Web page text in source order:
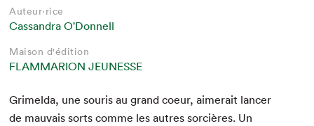
Auteur·rice
Cassandra O'Donnell
Maison d'édition
FLAMMARION JEUNESSE
Grimel­da, une souris au grand coeur, aimerait lancer
de mau­vais sorts comme les autres sor­cières. Un